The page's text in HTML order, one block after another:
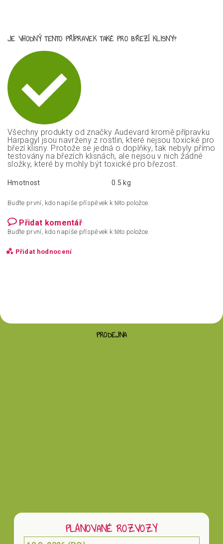
JE VHODNÝ TENTO PŘÍPRAVEK TAKÉ PRO BŘEZÍ KLISNY?
Všechny produkty od značky Audevard kromě přípravku
Harpagyl jsou navrženy z rostlin, které nejsou toxické pro
březí klisny. Protože se jedná o doplňky, tak nebyly přímo
testovány na březích klisnách, ale nejsou v nich žádné
složky, které by mohly být toxické pro březost.
Hmotnost 0.5 kg
Buďte první, kdo napíše příspěvek k této položce.
Přidat komentář
Buďte první, kdo napíše příspěvek k této položce.
Přidat hodnocení
PRODEJNA
PLÁNOVANÉ ROZVOZY